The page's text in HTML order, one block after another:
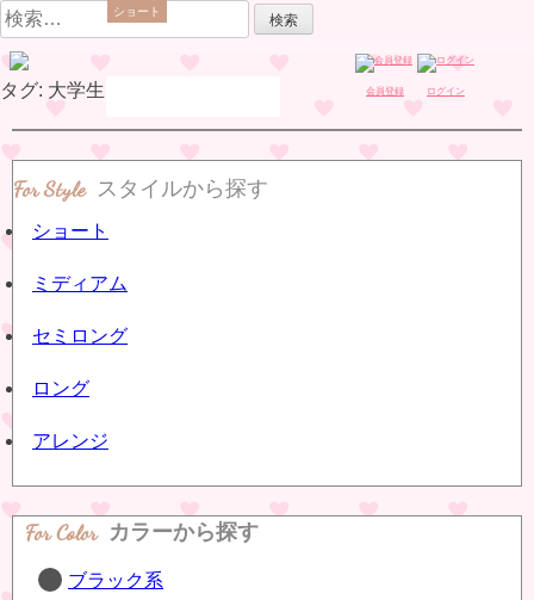
Skip
to
content
検
索:
会員登録 ログイン
タグ: 大学生
ショート
スタイルから探す
ショート
ミディアム
セミロング
ロング
アレンジ
For Color カラーから探す
ブラック系